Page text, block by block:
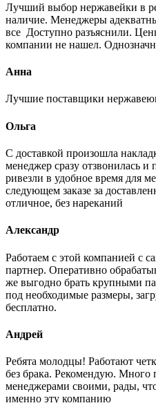
Лучший выбор нержавейки в
наличие. Менеджеры
все Доступно разъяснили.
компании не нашел.
Анна
Лучшие поставщики
Ольга
С доставкой произошла
менеджер сразу отзвонилась
ривезли в удобное время для
следующем заказе за
отличное, без нареканий
Александр
Работаем с этой компанией с
партнер. Оперативно
же выгодно брать крупными
под необходимые размеры,
бесплатно.
Андрей
Ребята молодцы! Работают
без брака. Рекомендую.
менеджерами своими, рады,
именно эту компанию